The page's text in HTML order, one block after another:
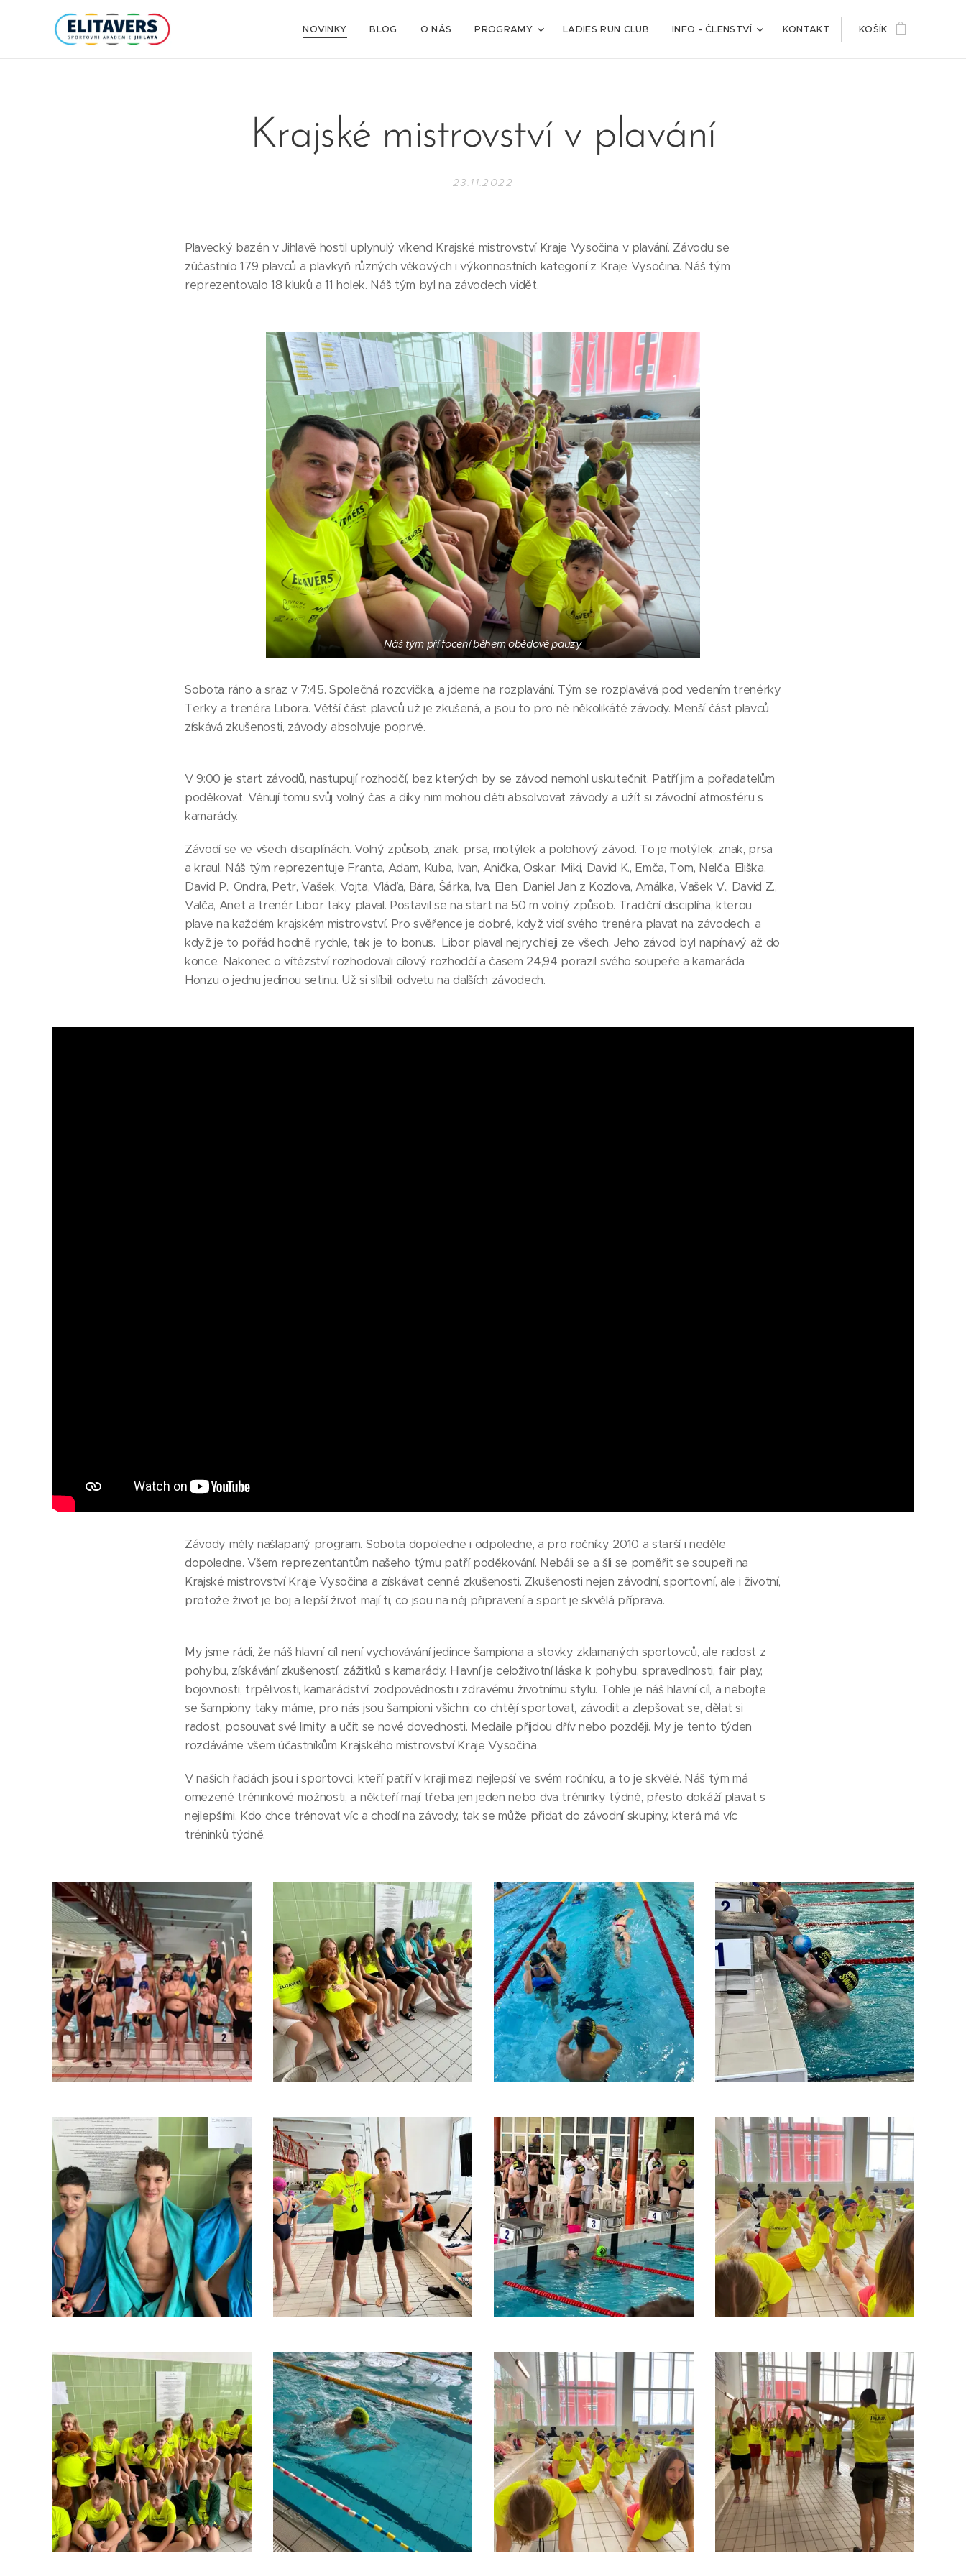
NOVINKY BLOG O NÁS PROGRAMY LADIES RUN CLUB INFO - ČLENSTVÍ KONTAKT KOŠÍK
Krajské mistrovství v plavání
23.11.2022
Plavecký bazén v Jihlavě hostil uplynulý víkend Krajské mistrovství Kraje Vysočina v plavání. Závodu se
zúčastnilo 179 plavců a plavkyň různých věkových i výkonnostních kategorií z Kraje Vysočina. Náš tým
reprezentovalo 18 kluků a 11 holek. Náš tým byl na závodech vidět.
Náš tým pří focení během obědové pauzy
Sobota ráno a sraz v 7:45. Společná rozcvička, a jdeme na rozplavání. Tým se rozplavává pod vedením trenérky
Terky a trenéra Libora. Větší část plavců už je zkušená, a jsou to pro ně několikáté závody. Menší část plavců
získává zkušenosti, závody absolvuje poprvé.
V 9:00 je start závodů, nastupují rozhodčí, bez kterých by se závod nemohl uskutečnit. Patří jim a pořadatelům
poděkovat. Věnují tomu svůj volný čas a díky nim mohou děti absolvovat závody a užít si závodní atmosféru s
kamarády.
Závodí se ve všech disciplínách. Volný způsob, znak, prsa, motýlek a polohový závod. To je motýlek, znak, prsa
a kraul. Náš tým reprezentuje Franta, Adam, Kuba, Ivan, Anička, Oskar, Miki, David K., Emča, Tom, Nelča, Eliška,
David P., Ondra, Petr, Vašek, Vojta, Vláďa, Bára, Šárka, Iva, Elen, Daniel Jan z Kozlova, Amálka, Vašek V., David Z.,
Valča, Anet a trenér Libor taky plaval. Postavil se na start na 50 m volný způsob. Tradiční disciplína, kterou
plave na každém krajském mistrovství. Pro svěřence je dobré, když vidí svého trenéra plavat na závodech, a
když je to pořád hodně rychle, tak je to bonus. Libor plaval nejrychleji ze všech. Jeho závod byl napínavý až do
konce. Nakonec o vítězství rozhodovali cílový rozhodčí a časem 24,94 porazil svého soupeře a kamaráda
Honzu o jednu jedinou setinu. Už si slíbili odvetu na dalších závodech.
Závody měly našlapaný program. Sobota dopoledne i odpoledne, a pro ročníky 2010 a starší i neděle
dopoledne. Všem reprezentantům našeho týmu patří poděkování. Nebáli se a šli se poměřit se soupeři na
Krajské mistrovství Kraje Vysočina a získávat cenné zkušenosti. Zkušenosti nejen závodní, sportovní, ale i životní,
protože život je boj a lepší život mají ti, co jsou na něj připravení a sport je skvělá příprava.
My jsme rádi, že náš hlavní cíl není vychovávání jedince šampiona a stovky zklamaných sportovců, ale radost z
pohybu, získávání zkušeností, zážitků s kamarády. Hlavní je celoživotní láska k pohybu, spravedlnosti, fair play,
bojovnosti, trpělivosti, kamarádství, zodpovědnosti i zdravému životnímu stylu. Tohle je náš hlavní cíl, a nebojte
se šampiony taky máme, pro nás jsou šampioni všichni co chtějí sportovat, závodit a zlepšovat se, dělat si
radost, posouvat své limity a učit se nové dovednosti. Medaile přijdou dřív nebo později. My je tento týden
rozdáváme všem účastníkům Krajského mistrovství Kraje Vysočina.
V našich řadách jsou i sportovci, kteří patří v kraji mezi nejlepší ve svém ročníku, a to je skvělé. Náš tým má
omezené tréninkové možnosti, a někteří mají třeba jen jeden nebo dva tréninky týdně, přesto dokáží plavat s
nejlepšími. Kdo chce trénovat víc a chodí na závody, tak se může přidat do závodní skupiny, která má víc
tréninků týdně.